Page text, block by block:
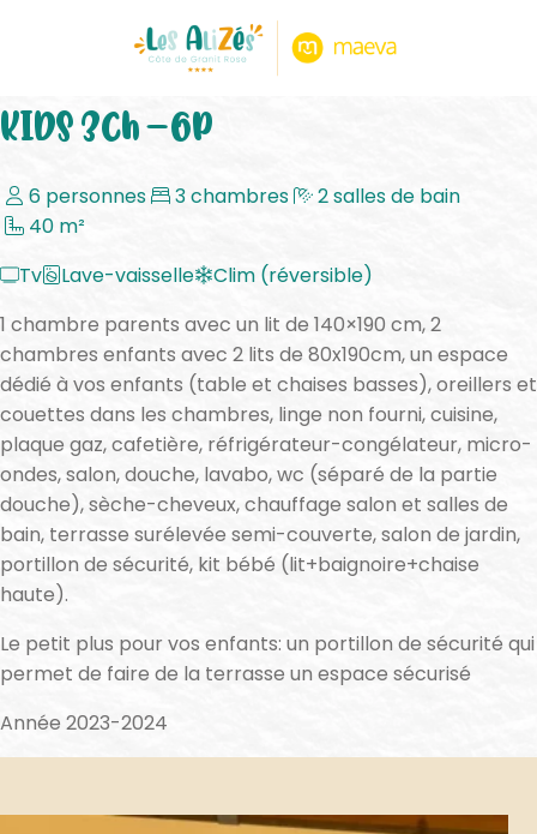
< Revenir aux hébergements
KIDS 3ch – 6p
6 personnes 3 chambres
2 salles de bain
40 m²
Tv
Lave-vaisselle
Clim (réversible)
1 chambre parents avec un lit de 140×190 cm, 2
chambres enfants avec 2 lits de 80x190cm, un espace
dédié à vos enfants (table et chaises basses), oreillers et
couettes dans les chambres, linge non fourni, cuisine,
plaque gaz, cafetière, réfrigérateur-congélateur, micro-
ondes, salon, douche, lavabo, wc (séparé de la partie
douche), sèche-cheveux, chauffage salon et salles de
bain, terrasse surélevée semi-couverte, salon de jardin,
portillon de sécurité, kit bébé (lit+baignoire+chaise
haute).
Le petit plus pour vos enfants: un portillon de sécurité qui
permet de faire de la terrasse un espace sécurisé
Année 2023-2024